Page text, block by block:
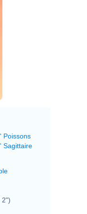
Poissons
Sagittaire
2")